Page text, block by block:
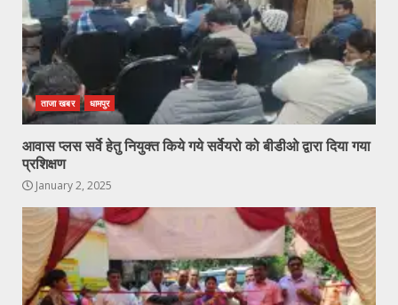
ताजा खबर धामपुर
आवास प्लस सर्वे हेतु नियुक्त किये गये सर्वेयरो को बीडीओ द्वारा दिया गया
प्रशिक्षण
January 2, 2025